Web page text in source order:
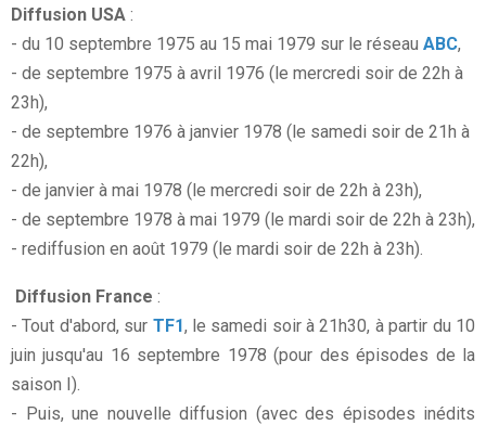
Diffusion USA :
- du 10 septembre 1975 au 15 mai 1979 sur le réseau ABC,
- de septembre 1975 à avril 1976 (le mercredi soir de 22h à
23h),
- de septembre 1976 à janvier 1978 (le samedi soir de 21h à
22h),
- de janvier à mai 1978 (le mercredi soir de 22h à 23h),
- de septembre 1978 à mai 1979 (le mardi soir de 22h à 23h),
- rediffusion en août 1979 (le mardi soir de 22h à 23h).
Diffusion France :
- Tout d'abord, sur TF1, le samedi soir à 21h30, à partir du 10
juin jusqu'au 16 septembre 1978 (pour des épisodes de la
saison I).
- Puis, une nouvelle diffusion (avec des épisodes inédits